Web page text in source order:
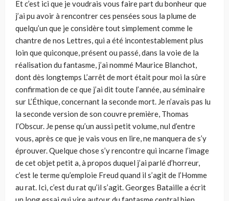
Et c’est ici que je voudrais vous faire part du bonheur que
j’ai pu avoir à rencontrer ces pensées sous la plume de
quelqu’un que je considère tout simplement comme le
chantre de nos Lettres, qui a été incontestablement plus
loin que quiconque, présent ou passé, dans la voie de la
réalisation du fantasme, j’ai nommé Maurice Blanchot,
dont dès longtemps L’arrêt de mort était pour moi la sûre
confirmation de ce que j’ai dit toute l’année, au séminaire
sur L’Éthique, concernant la seconde mort. Je n’avais pas lu
la seconde version de son couvre première, Thomas
l’Obscur. Je pense qu’un aussi petit volume, nul d’entre
vous, après ce que je vais vous en lire, ne manquera de s’y
éprouver. Quelque chose s’y rencontre qui incarne l’image
de cet objet petit a, à propos duquel j’ai parlé d’horreur,
c’est le terme qu’emploie Freud quand il s’agit de l’Homme
au rat. Ici, c’est du rat qu’il s’agit. Georges Bataille a écrit